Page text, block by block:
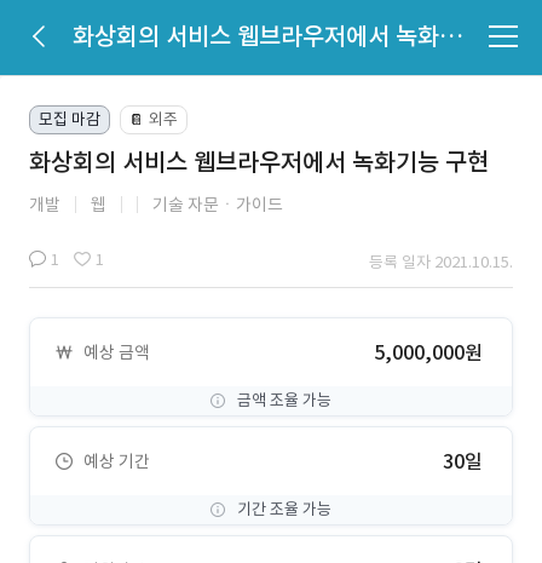
화상회의 서비스 웹브라우저에서 녹화기능 구현
모집 마감 📔 외주
화상회의 서비스 웹브라우저에서 녹화기능 구현
개발 웹 기술 자문ㆍ가이드
1 1 등록 일자 2021.10.15.
예상 금액 5,000,000원
금액 조율 가능
예상 기간 30일
기간 조율 가능